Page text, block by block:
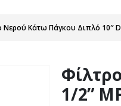
Νερού Κάτω Πάγκου Διπλό 10″
1/2”